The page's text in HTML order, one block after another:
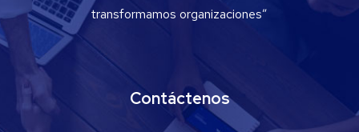
transformamos organizaciones”
Contáctenos